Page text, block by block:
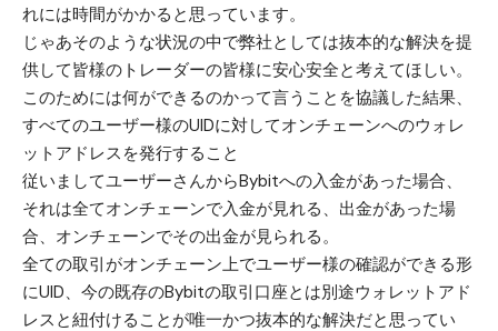
れには時間がかかると思っています。
じゃあそのような状況の中で弊社としては抜本的な解決を提
供して皆様のトレーダーの皆様に安心安全と考えてほしい。
このためには何ができるのかって言うことを協議した結果、
すべてのユーザー様のUIDに対してオンチェーンへのウォレ
ットアドレスを発行すること
従いましてユーザーさんからBybitへの入金があった場合、
それは全てオンチェーンで入金が見れる、出金があった場
合、オンチェーンでその出金が見られる。
全ての取引がオンチェーン上でユーザー様の確認ができる形
にUID、今の既存のBybitの取引口座とは別途ウォレットアド
レスと紐付けることが唯一かつ抜本的な解決だと思ってい